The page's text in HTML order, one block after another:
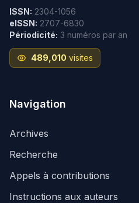
ISSN: 2304-1056
eISSN: 2707-6830
Périodicité: 3 numéros par an
489,010 visites
Navigation
Archives
Recherche
Appels à contributions
Instructions aux auteurs